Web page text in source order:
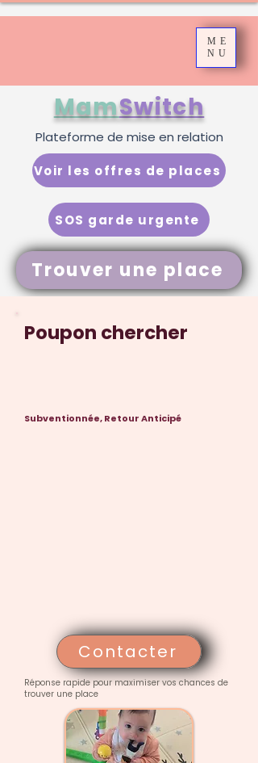
ME
NU
Trouver une place
MamSwitch
SOS garde urgente
Voir les offres de places
Plateforme de mise en relation
Poupon chercher
Subventionnée, Retour Anticipé
Contacter
Réponse rapide pour maximiser vos chances de
trouver une place